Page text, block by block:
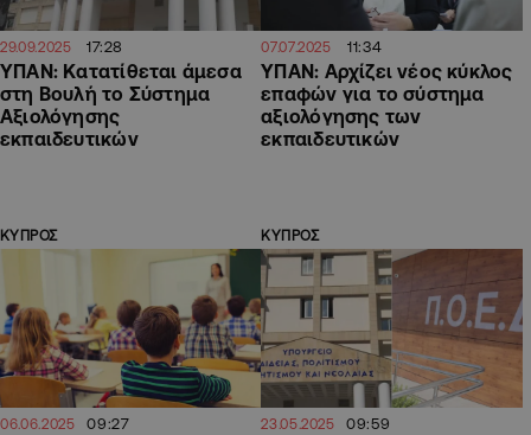
29.09.2025 17:28
ΥΠΑΝ: Κατατίθεται άμεσα
στη Βουλή το Σύστημα
Αξιολόγησης
εκπαιδευτικών
07.07.2025 11:34
ΥΠΑΝ: Αρχίζει νέος κύκλος
επαφών για το σύστημα
αξιολόγησης των
εκπαιδευτικών
ΚΥΠΡΟΣ
06.06.2025 09:27
ΚΥΠΡΟΣ
23.05.2025 09:59